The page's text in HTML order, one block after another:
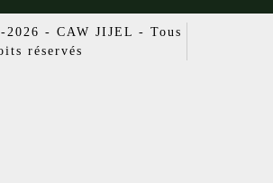
- CAW JIJEL - Tous
réservés